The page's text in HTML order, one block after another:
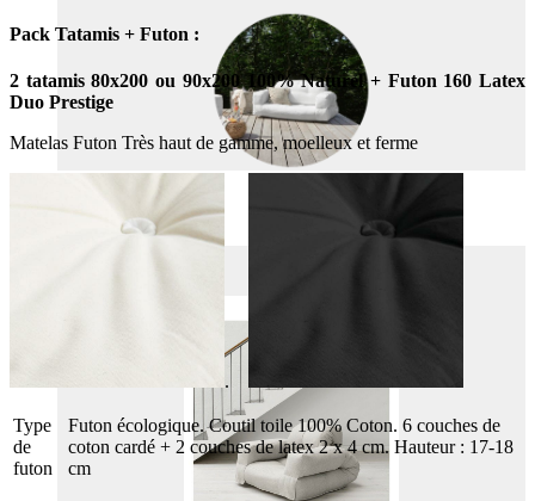
Pack Tatamis + Futon :
2 tatamis 80x200 ou 90x200 100% Naturel + Futon 160 Latex
Duo Prestige
Matelas Futon Très haut de gamme, moelleux et ferme
.
Type
de
futon
Futon écologique. Coutil toile 100% Coton. 6 couches de
coton cardé + 2 couches de latex 2 x 4 cm. Hauteur : 17-18
cm